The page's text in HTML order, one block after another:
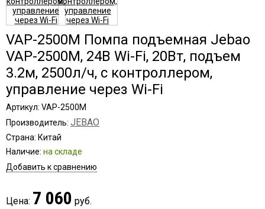
VAP-2500M Помпа подъемная Jebao
VAP-2500M, 24В Wi-Fi, 20Вт, подъем
3.2м, 2500л/ч, с контроллером,
управление через Wi-Fi
Артикул: VAP-2500M
Производитель: JEBAO
Страна: Китай
Наличие: на складе
Добавить к сравнению
Цена: 7 060 руб.